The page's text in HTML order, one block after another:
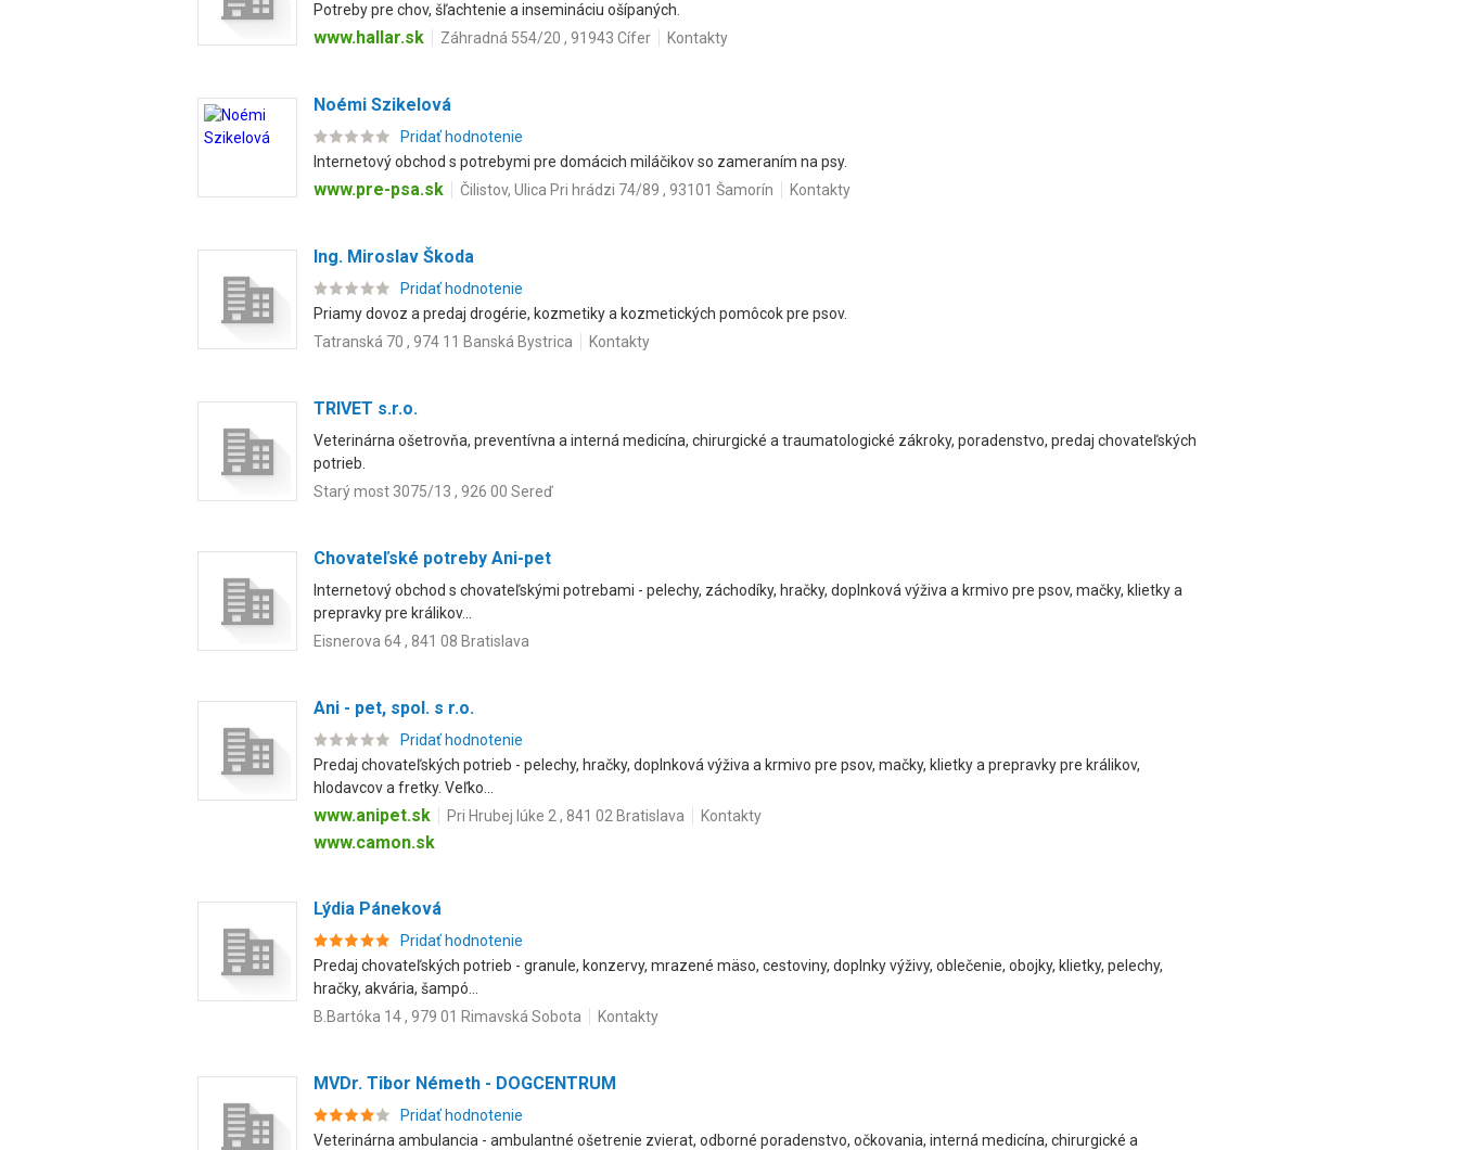
Potreby pre chov, šľachtenie a insemináciu ošípaných.
www.hallar.sk Záhradná 554/20 , 91943 Cífer Kontakty
Noémi Szikelová
Pridať hodnotenie
Internetový obchod s potrebymi pre domácich miláčikov so zameraním na psy.
www.pre-psa.sk Čilistov, Ulica Pri hrádzi 74/89 , 93101 Šamorín Kontakty
Ing. Miroslav Škoda
Pridať hodnotenie
Priamy dovoz a predaj drogérie, kozmetiky a kozmetických pomôcok pre psov.
Tatranská 70 , 974 11 Banská Bystrica
Kontakty
TRIVET s.r.o.
Veterinárna ošetrovňa, preventívna a interná medicína, chirurgické a traumatologické zákroky, poradenstvo, predaj chovateľských
potrieb.
Starý most 3075/13 , 926 00 Sereď
Chovateľské potreby Ani-pet
Internetový obchod s chovateľskými potrebami - pelechy, záchodíky, hračky, doplnková výživa a krmivo pre psov, mačky, klietky a
prepravky pre králikov...
Eisnerova 64 , 841 08 Bratislava
Ani - pet, spol. s r.o.
Pridať hodnotenie
Predaj chovateľských potrieb - pelechy, hračky, doplnková výživa a krmivo pre psov, mačky, klietky a prepravky pre králikov,
hlodavcov a fretky. Veľko...
www.anipet.sk Pri Hrubej lúke 2 , 841 02 Bratislava Kontakty
www.camon.sk
Lýdia Páneková
Pridať hodnotenie
Predaj chovateľských potrieb - granule, konzervy, mrazené mäso, cestoviny, doplnky výživy, oblečenie, obojky, klietky, pelechy,
hračky, akvária, šampó...
B.Bartóka 14 , 979 01 Rimavská Sobota
Kontakty
MVDr. Tibor Németh - DOGCENTRUM
Pridať hodnotenie
Veterinárna ambulancia - ambulantné ošetrenie zvierat, odborné poradenstvo, očkovania, interná medicína, chirurgické a